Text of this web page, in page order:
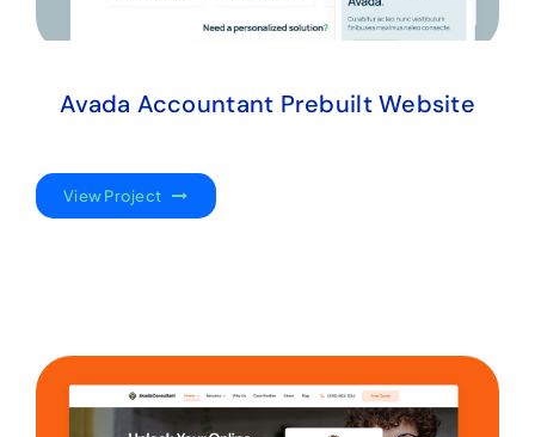
Avada Accountant Prebuilt Website
View Project